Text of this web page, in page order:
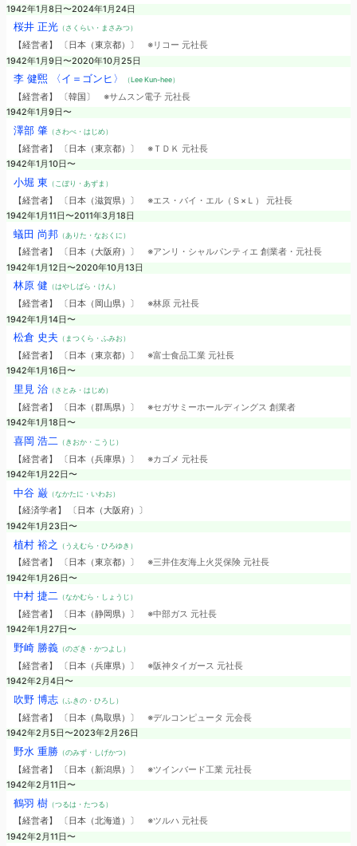
1942年1月8日〜2024年1月24日
桜井 正光（さくらい・まさみつ）
【経営者】 〔日本（東京都）〕 ※リコー 元社長
1942年1月9日〜2020年10月25日
李 健煕 〈イ＝ゴンヒ〉 （Lee Kun-hee）
【経営者】 〔韓国〕 ※サムスン電子 元社長
1942年1月9日〜
澤部 肇（さわべ・はじめ）
【経営者】 〔日本（東京都）〕 ※ＴＤＫ 元社長
1942年1月10日〜
小堀 東 （こぼり・あずま）
【経営者】 〔日本（滋賀県）〕 ※エス・バイ・エル（Ｓ×Ｌ） 元社長
1942年1月11日〜2011年3月18日
蟻田 尚邦（ありた・なおくに）
【経営者】 〔日本（大阪府）〕 ※アンリ・シャルパンティエ 創業者・元社長
1942年1月12日〜2020年10月13日
林原 健 （はやしばら・けん）
【経営者】 〔日本（岡山県）〕 ※林原 元社長
1942年1月14日〜
松倉 史夫 （まつくら・ふみお）
【経営者】 〔日本（東京都）〕 ※富士食品工業 元社長
1942年1月16日〜
里見 治（さとみ・はじめ）
【経営者】 〔日本（群馬県）〕 ※セガサミーホールディングス 創業者
1942年1月18日〜
喜岡 浩二 （きおか・こうじ）
【経営者】 〔日本（兵庫県）〕 ※カゴメ 元社長
1942年1月22日〜
中谷 巌（なかたに・いわお）
【経済学者】 〔日本（大阪府）〕
1942年1月23日〜
植村 裕之 （うえむら・ひろゆき）
【経営者】 〔日本（東京都）〕 ※三井住友海上火災保険 元社長
1942年1月26日〜
中村 捷二（なかむら・しょうじ）
【経営者】 〔日本（静岡県）〕 ※中部ガス 元社長
1942年1月27日〜
野崎 勝義（のざき・かつよし）
【経営者】 〔日本（兵庫県）〕 ※阪神タイガース 元社長
1942年2月4日〜
吹野 博志（ふきの・ひろし）
【経営者】 〔日本（鳥取県）〕 ※デルコンピュータ 元会長
1942年2月5日〜2023年2月26日
野水 重勝（のみず・しげかつ）
【経営者】 〔日本（新潟県）〕 ※ツインバード工業 元社長
1942年2月11日〜
鶴羽 樹（つるは・たつる）
【経営者】 〔日本（北海道）〕 ※ツルハ 元社長
1942年2月11日〜